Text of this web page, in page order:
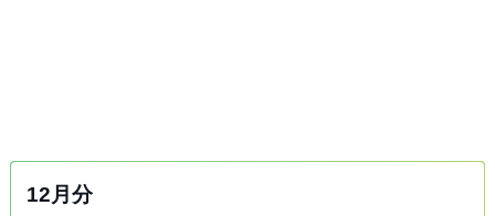
12月分